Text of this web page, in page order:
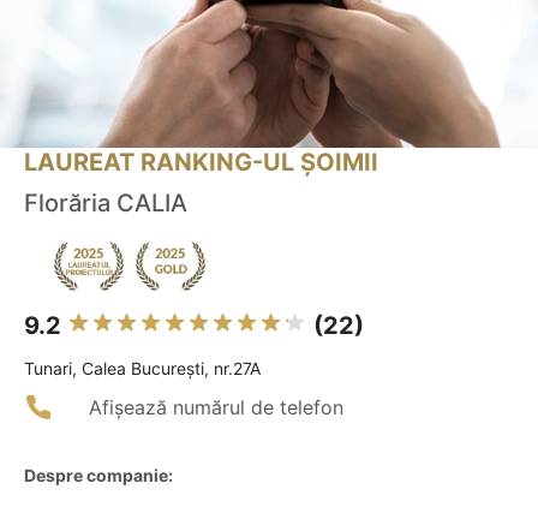
LAUREAT RANKING-UL ȘOIMII
Florăria CALIA
9.2 (22)
Tunari, Calea București, nr.27A
Afișează numărul de telefon
Despre companie: